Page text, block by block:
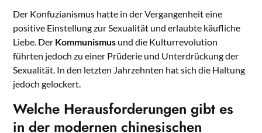
Der Konfuzianismus hatte in der Vergangenheit eine
positive Einstellung zur Sexualität und erlaubte käufliche
Liebe. Der Kommunismus und die Kulturrevolution
führten jedoch zu einer Prüderie und Unterdrückung der
Sexualität. In den letzten Jahrzehnten hat sich die Haltung
jedoch gelockert.
Welche Herausforderungen gibt es
in der modernen chinesischen